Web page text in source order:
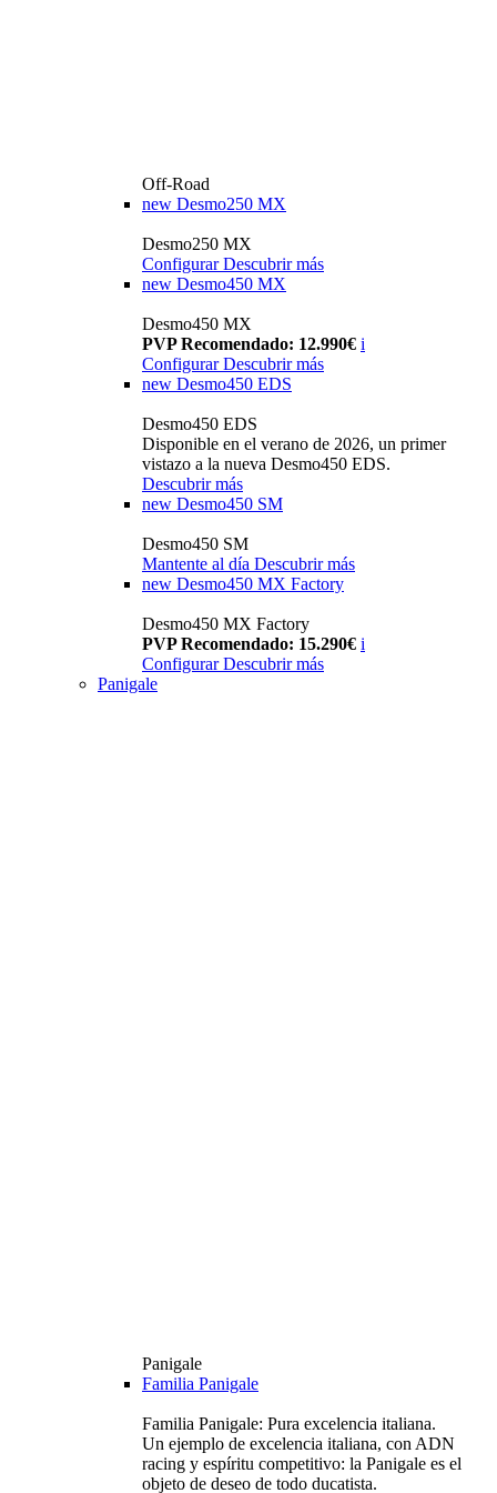
Off-Road
new Desmo250 MX
Desmo250 MX
Configurar Descubrir más
new Desmo450 MX
Desmo450 MX
PVP Recomendado: 12.990€ i
Configurar Descubrir más
new Desmo450 EDS
Desmo450 EDS
Disponible en el verano de 2026, un primer
vistazo a la nueva Desmo450 EDS.
Descubrir más
new Desmo450 SM
Desmo450 SM
Mantente al día Descubrir más
new Desmo450 MX Factory
Desmo450 MX Factory
PVP Recomendado: 15.290€ i
Configurar Descubrir más
Panigale
Panigale
Familia Panigale
Familia Panigale: Pura excelencia italiana.
Un ejemplo de excelencia italiana, con ADN
racing y espíritu competitivo: la Panigale es el
objeto de deseo de todo ducatista.